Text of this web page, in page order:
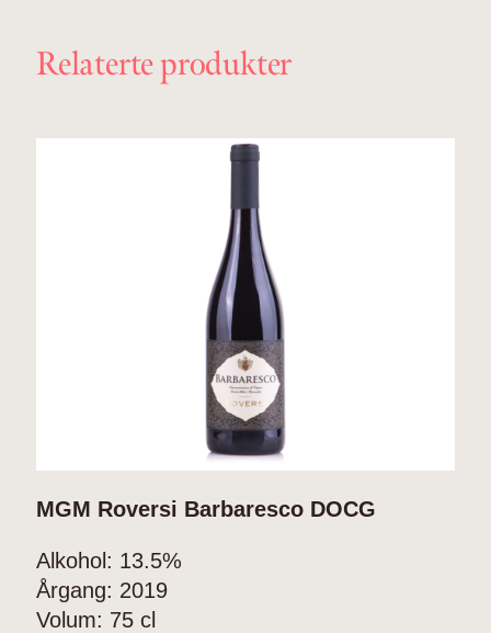
Relaterte produkter
MGM Roversi Barbaresco DOCG
Alkohol: 13.5%
Årgang: 2019
Volum: 75 cl